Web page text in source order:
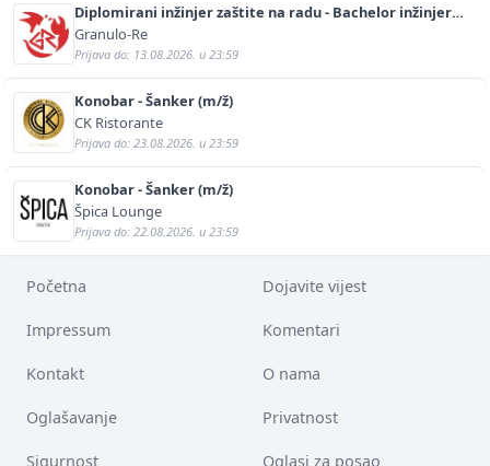
Diplomirani inžinjer zaštite na radu - Bachelor inžinjer
sigurnosti i pomoći (m/ž)
Granulo-Re
Prijava do: 13.08.2026. u 23:59
Konobar - Šanker (m/ž)
CK Ristorante
Prijava do: 23.08.2026. u 23:59
Konobar - Šanker (m/ž)
Špica Lounge
Prijava do: 22.08.2026. u 23:59
Početna Dojavite vijest
Impressum Komentari
Kontakt O nama
Oglašavanje Privatnost
Sigurnost Oglasi za posao